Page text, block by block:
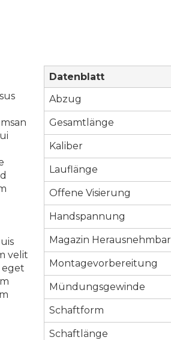
velit
eget
Datenblatt
Abzug
Gesamtlänge
Kaliber
Lauflänge
Offene Visierung
Handspannung
Magazin Herausnehmbar
Montagevorbereitung
Mündungsgewinde
Schaftform
Schaftlänge